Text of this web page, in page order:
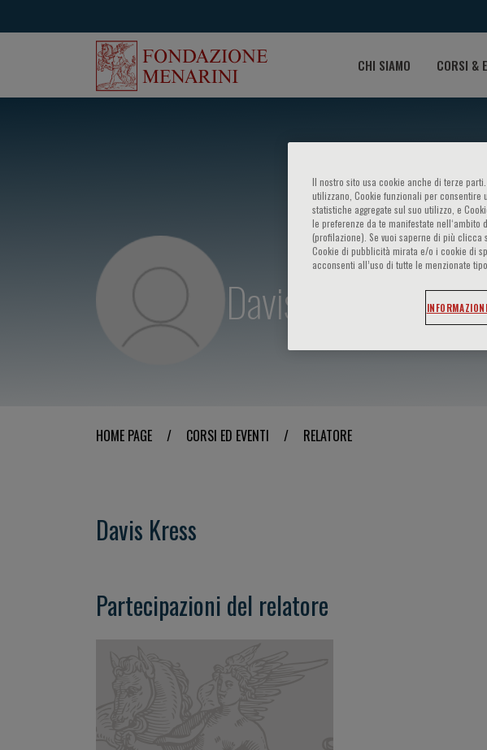
CHI SIAMO CORSI &
Davis Kress
HOME PAGE / CORSI ED EVENTI / RELATORE
Davis Kress
Partecipazioni del relatore
Il nostro sito usa cookie anche di terze
utilizzano, Cookie funzionali per consentire
statistiche aggregate sul suo utilizzo, e
le preferenze da te manifestate
(profilazione). Se vuoi saperne di più
Cookie di pubblicità mirata e/o i cookie di
acconsenti all’uso di tutte le menzionate